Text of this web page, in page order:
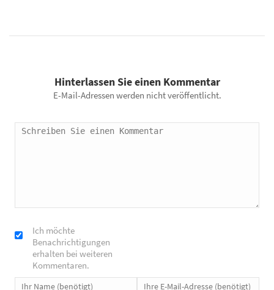
Hinterlassen Sie einen Kommentar
E-Mail-Adressen werden nicht veröffentlicht.
Ich möchte
Benachrichtigungen
erhalten bei weiteren
Kommentaren.